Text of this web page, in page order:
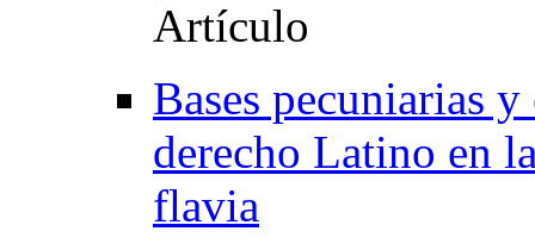
Bases pecuniarias
derecho Latino en
flavia